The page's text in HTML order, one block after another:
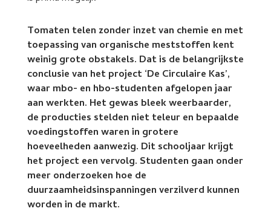
Tomaten telen zonder inzet van chemie en met
toepassing van organische meststoffen kent
weinig grote obstakels. Dat is de belangrijkste
conclusie van het project ‘De Circulaire Kas’,
waar mbo- en hbo-studenten afgelopen jaar
aan werkten. Het gewas bleek weerbaarder,
de producties stelden niet teleur en bepaalde
voedingstoffen waren in grotere
hoeveelheden aanwezig. Dit schooljaar krijgt
het project een vervolg. Studenten gaan onder
meer onderzoeken hoe de
duurzaamheidsinspanningen verzilverd kunnen
worden in de markt.